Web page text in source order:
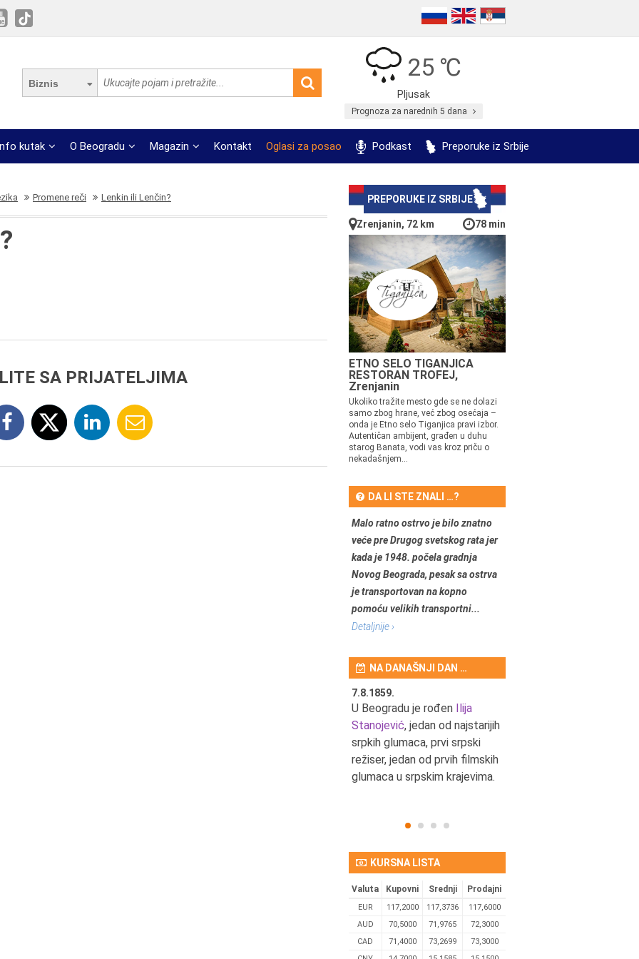
Biznis
25 ℃
Pljusak
Prognoza za narednih 5 dana
kutak O Beogradu Magazin Kontakt Oglasi za posao Podkast Preporuke iz Srbije
Promene reči Lenkin ili Lenčin?
SA PRIJATELJIMA
PREPORUKE IZ SRBIJE
Zrenjanin, 72 km 78 min
ETNO SELO TIGANJICA
RESTORAN TROFEJ,
Zrenjanin
Ukoliko tražite mesto gde se ne dolazi
samo zbog hrane, već zbog osećaja –
onda je Etno selo Tiganjica pravi izbor.
Autentičan ambijent, građen u duhu
starog Banata, vodi vas kroz priču o
nekadašnjem...
DA LI STE ZNALI …?
Malo ratno ostrvo je bilo znatno
veće pre Drugog svetskog rata jer
kada je 1948. počela gradnja
Novog Beograda, pesak sa ostrva
je transportovan na kopno
pomoću velikih transportni...
Detaljnije ›
NA DANAŠNJI DAN …
7.8.1859.
U Beogradu je rođen Ilija
Stanojević, jedan od najstarijih
srpkih glumaca, prvi srpski
režiser, jedan od prvih filmskih
glumaca u srpskim krajevima.
KURSNA LISTA
Valuta Kupovni Srednji Prodajni
EUR 117,2000 117,3736
117,6000
AUD
70,5000 71,9765
72,3000
CAD
71,4000 73,2699
73,3000